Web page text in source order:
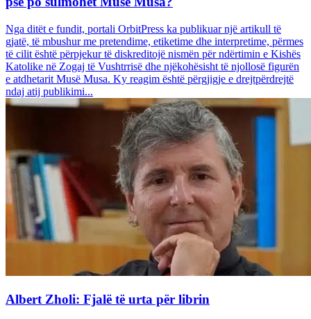
Nga ditët e fundit, portali OrbitPress ka publikuar një artikull të
gjatë, të mbushur me pretendime, etiketime dhe interpretime, përmes
të cilit është përpjekur të diskreditojë nismën për ndërtimin e Kishës
Katolike në Zogaj të Vushtrrisë dhe njëkohësisht të njollosë figurën
e atdhetarit Musë Musa. Ky reagim është përgjigje e drejtpërdrejtë
ndaj atij publikimi...
Albert Zholi: Fjalë të urta për librin